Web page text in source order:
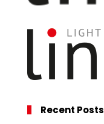
Recent Posts